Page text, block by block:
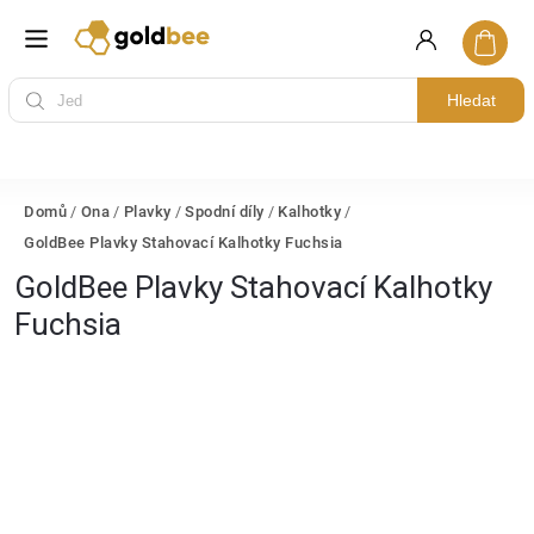
Hledat
Domů / Ona / Plavky / Spodní díly / Kalhotky /
GoldBee Plavky Stahovací Kalhotky Fuchsia
GoldBee Plavky Stahovací Kalhotky
Fuchsia